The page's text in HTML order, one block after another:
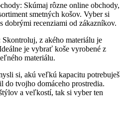
Skúmaj rôzne online obchody,
smetných košov. Vyber si
dobrými recenziami od zákazníkov.
Skontroluj, z akého materiálu je
je vybrať koše vyrobené z
materiálu.
si, akú veľkú kapacitu potrebuješ
do tvojho domáceho prostredia.
a veľkostí, tak si vyber ten